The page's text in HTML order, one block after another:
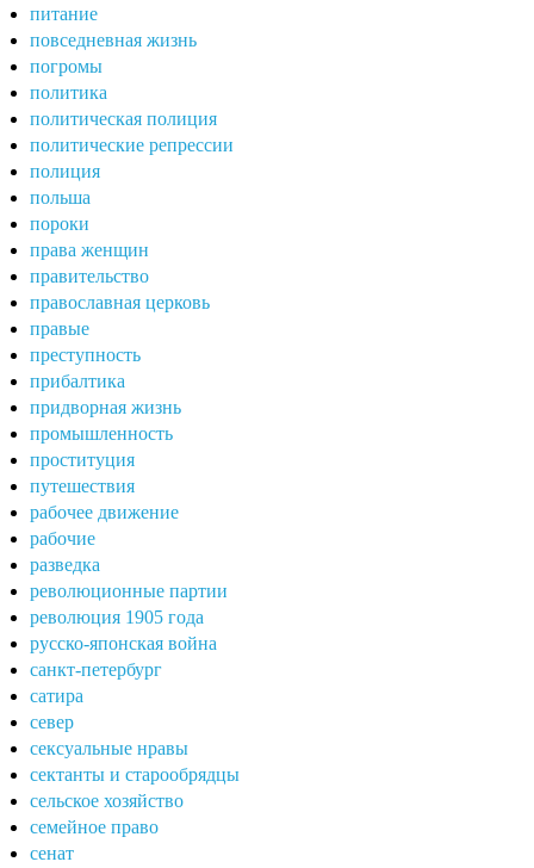
питание
повседневная жизнь
погромы
политика
политическая полиция
политические репрессии
полиция
польша
пороки
права женщин
правительство
православная церковь
правые
преступность
прибалтика
придворная жизнь
промышленность
проституция
путешествия
рабочее движение
рабочие
разведка
революционные партии
революция 1905 года
русско-японская война
санкт-петербург
сатира
север
сексуальные нравы
сектанты и старообрядцы
сельское хозяйство
семейное право
сенат